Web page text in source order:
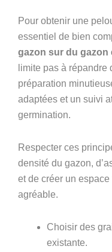
Pour obtenir une
essentiel de bien
gazon sur du gazon
limite pas à
préparation
adaptées et un suivi
germination.
Respecter ces
densité du gazon,
et de créer un
agréable.
Choisir des
existante.